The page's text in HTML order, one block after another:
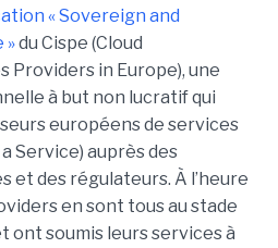
« Sovereign and
»du Cispe (Cloud
in Europe), une
à but non lucratif qui
européens de services
Service) auprès des
et des régulateurs. À l’heure
en sont tous au stade
ont soumis leurs services à